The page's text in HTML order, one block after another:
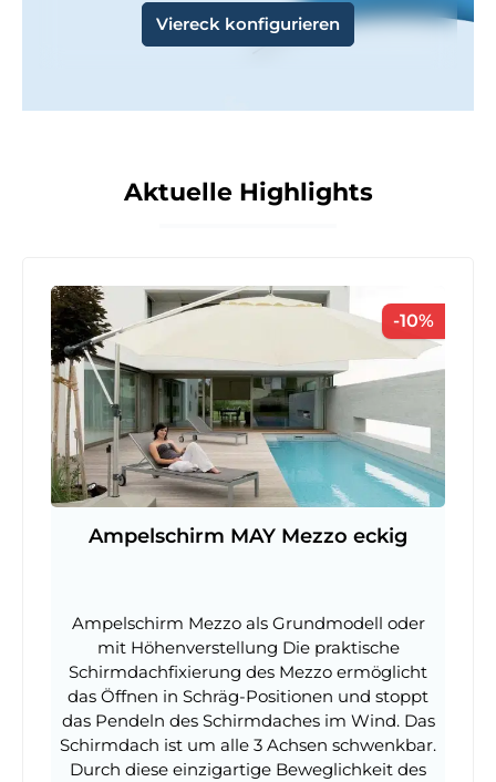
Viereck konfigurieren
Aktuelle Highlights
Produktgalerie überspringen
-10%Rabatt
Ampelschirm MAY Mezzo eckig
Ampelschirm Mezzo als Grundmodell oder
mit Höhenverstellung Die praktische
Schirmdachfixierung des Mezzo ermöglicht
das Öffnen in Schräg-Positionen und stoppt
das Pendeln des Schirmdaches im Wind. Das
Schirmdach ist um alle 3 Achsen schwenkbar.
Durch diese einzigartige Beweglichkeit des